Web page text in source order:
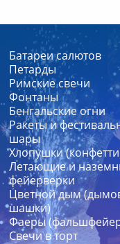
Батареи салютов
Петарды
Римские свечи
Фонтаны
Бенгальские огни
Ракеты и
шары
Хлопушки
Летающие и
фейерверки
Цветной дым
шашки)
Фаеры
Свечи в торт